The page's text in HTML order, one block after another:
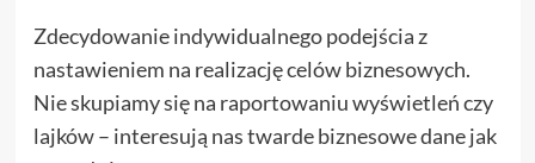
Zdecydowanie indywidualnego podejścia z
nastawieniem na realizację celów biznesowych.
Nie skupiamy się na raportowaniu wyświetleń czy
lajków – interesują nas twarde biznesowe dane jak